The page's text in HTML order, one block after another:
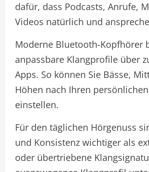
dafür, dass Podcasts, Anrufe,
Videos natürlich und
Moderne Bluetooth-Kopfhörer
anpassbare Klangprofile über
Apps. So können Sie Bässe,
Höhen nach Ihren
einstellen.
Für den täglichen Hörgenuss
und Konsistenz wichtiger als
oder übertriebene